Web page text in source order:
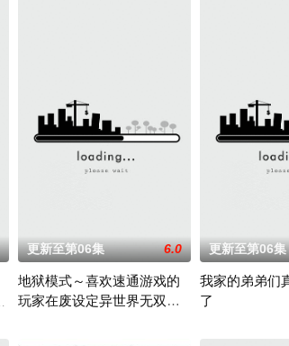
旁协助知名灵能力者·神威除灵。 拥有压倒性灵
极其相似的星球，某日遭到了来自外星的宇宙怪兽袭
更新至第06集 6.0
地狱模式～喜欢速通游戏的
玩家在废设定异世界无双～
更新至第06集
我家的弟弟们
了